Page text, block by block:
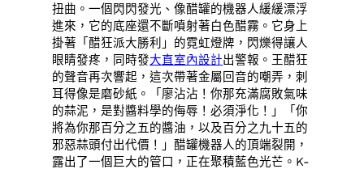
扭曲。一個閃閃發光、像醋罐的機器人緩緩漂浮
進來，它的底座還不斷噴射著白色醋霧。它身上
掛著「醋狂派大勝利」的霓虹燈牌，閃爍得讓人
眼睛發疼，同時發大直室內設計出警報。王醋狂
的聲音再次響起，這次帶著金屬回音的嘲弄，刺
耳得像是磨砂紙。「廖沾沾！你那充滿腐敗氣味
的蒜泥，是對醬料學的侮辱！必須淨化！」「你
將為你那百分之五的醬油，以及百分之九十五的
邪惡蒜頭付出代價！」醋罐機器人的頂端裂開，
露出了一個巨大的管口，正在聚積藍色光芒。K-